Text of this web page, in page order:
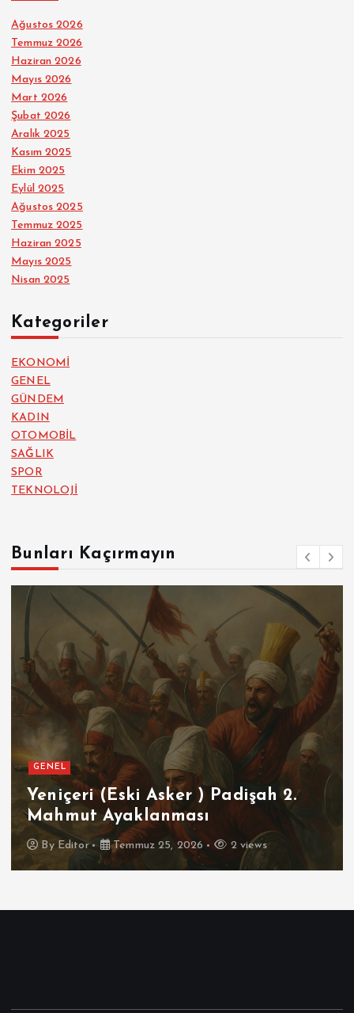
Ağustos 2026
Temmuz 2026
Haziran 2026
Mayıs 2026
Mart 2026
Şubat 2026
Aralık 2025
Kasım 2025
Ekim 2025
Eylül 2025
Ağustos 2025
Temmuz 2025
Haziran 2025
Mayıs 2025
Nisan 2025
Kategoriler
EKONOMİ
GENEL
GÜNDEM
KADIN
OTOMOBİL
SAĞLIK
SPOR
TEKNOLOJİ
Bunları Kaçırmayın
) Padişah 2.
2 views
SPOR
Futbolun
İspanya
By Editor